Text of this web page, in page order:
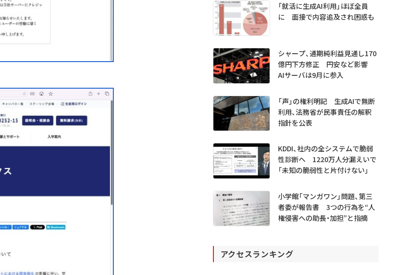
「就活に生成AI利用」ほぼ全員
に 面接で内容追及され困惑も
シャープ、通期純利益見通し170
億円下方修正 円安など影響
AIサーバは9月に参入
「声」の権利明記 生成AIで無断
利用、法務省が民事責任の解釈
指針を公表
KDDI、社内の全システムで脆弱
性診断へ 1220万人分漏えいで
「未知の脆弱性と片付けない」
小学館「マンガワン」問題、第三
者委が報告書 3つの行為を“人
権侵害への助長・加担”と指摘
アクセスランキング